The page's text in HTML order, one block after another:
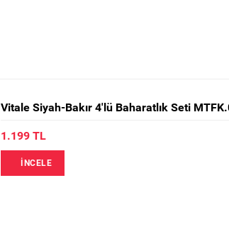
Vitale Siyah-Bakır 4'lü Baharatlık Seti
1.199 TL
İNCELE